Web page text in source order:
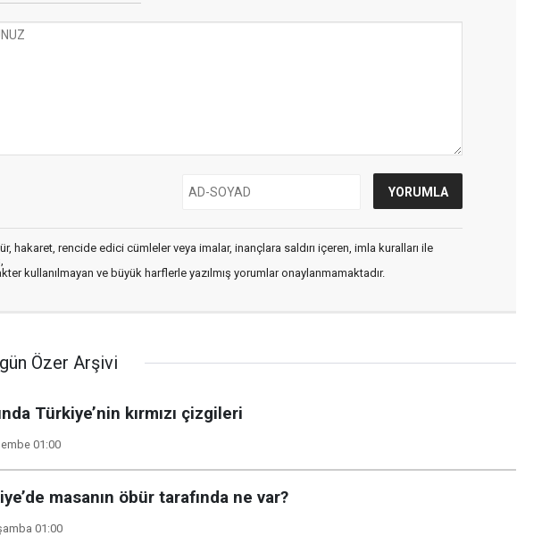
hakaret, rencide edici cümleler veya imalar, inançlara saldırı içeren, imla kuralları ile
kullanılmayan ve büyük harflerle yazılmış yorumlar onaylanmamaktadır.
Özer Arşivi
Türkiye’nin kırmızı çizgileri
01:00
masanın öbür tarafında ne var?
01:00